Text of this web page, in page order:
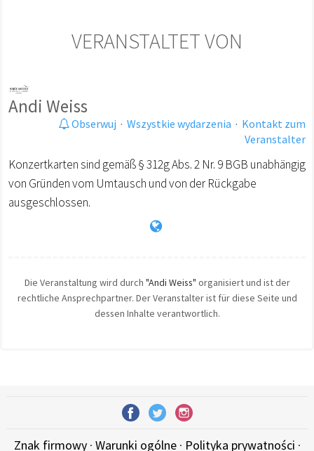
VERANSTALTET VON
Andi Weiss
Obserwuj · Wszystkie wydarzenia · Kontakt zum
Veranstalter
Konzertkarten sind gemäß § 312g Abs. 2 Nr. 9 BGB unabhängig
von Gründen vom Umtausch und von der Rückgabe
ausgeschlossen.
Die Veranstaltung wird durch "Andi Weiss" organisiert und ist der
rechtliche Ansprechpartner. Der Veranstalter ist für diese Seite und
dessen Inhalte verantwortlich.
Znak firmowy· Warunki ogólne· Polityka prywatności ·